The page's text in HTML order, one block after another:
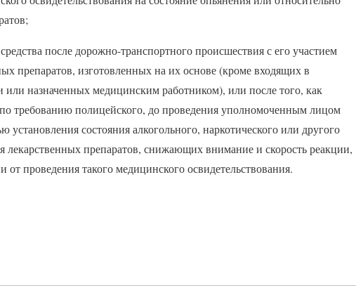
после дорожно-транспортного происшествия с его участием
препаратов, изготовленных на их основе (кроме входящих в
назначенных медицинским работником), или после того, как
требованию полицейского, до проведения уполномоченным лицом
установления состояния алкогольного, наркотического или другого
лекарственных препаратов, снижающих внимание и скорость реакции,
проведения такого медицинского освидетельствования.